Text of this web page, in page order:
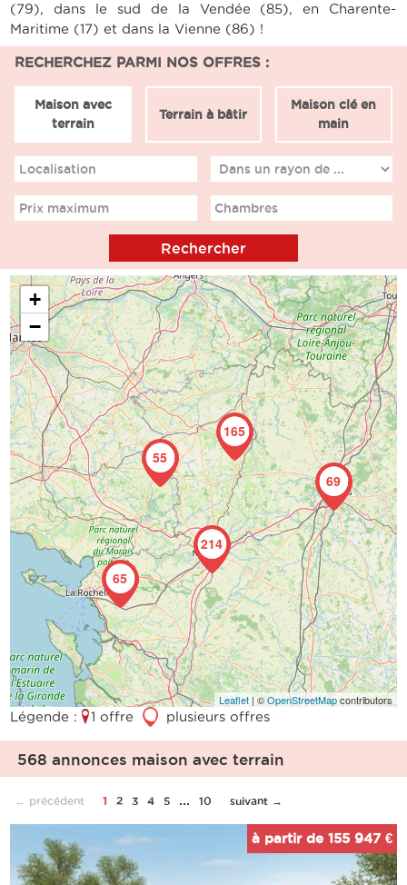
(79), dans le sud de la Vendée (85), en Charente-
Maritime (17) et dans la Vienne (86) !
RECHERCHEZ PARMI NOS OFFRES :
Maison avec
terrain
Terrain à bâtir
Maison clé en
main
Localisation
Prix maximum Chambres
69
55
165
214
65
+
−
Leaflet| ©OpenStreetMapcontributors
Légende : 1 offre 3 plusieurs offres
568 annonces maison avec terrain
← précédent 1 2 3 4 5 ... 10 suivant →
à partir de 155 947 €